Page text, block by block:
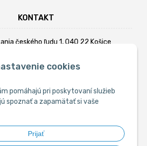
cookies
pomáhajú pri poskytovaní služieb
spoznať a zapamätať si vaše
Prijať
KONTAKT
českého ľudu 1, 040 22 Košice
Mobil:+421 902 794 355
E-mail:info@krmiva.sk